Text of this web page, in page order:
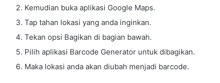
Kemudian buka aplikasi Google Maps.
Tap tahan lokasi yang anda inginkan.
Tekan opsi Bagikan di bagian bawah.
Pilih aplikasi Barcode Generator untuk dibagikan.
Maka lokasi anda akan diubah menjadi barcode.